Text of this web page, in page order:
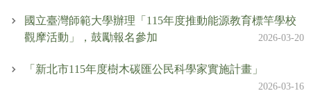
國立臺灣師範大學辦理「115年度推動能源教育標竿學校
觀摩活動」，鼓勵報名參加
2026-03-20
「新北市115年度樹木碳匯公民科學家實施計畫」
2026-03-16